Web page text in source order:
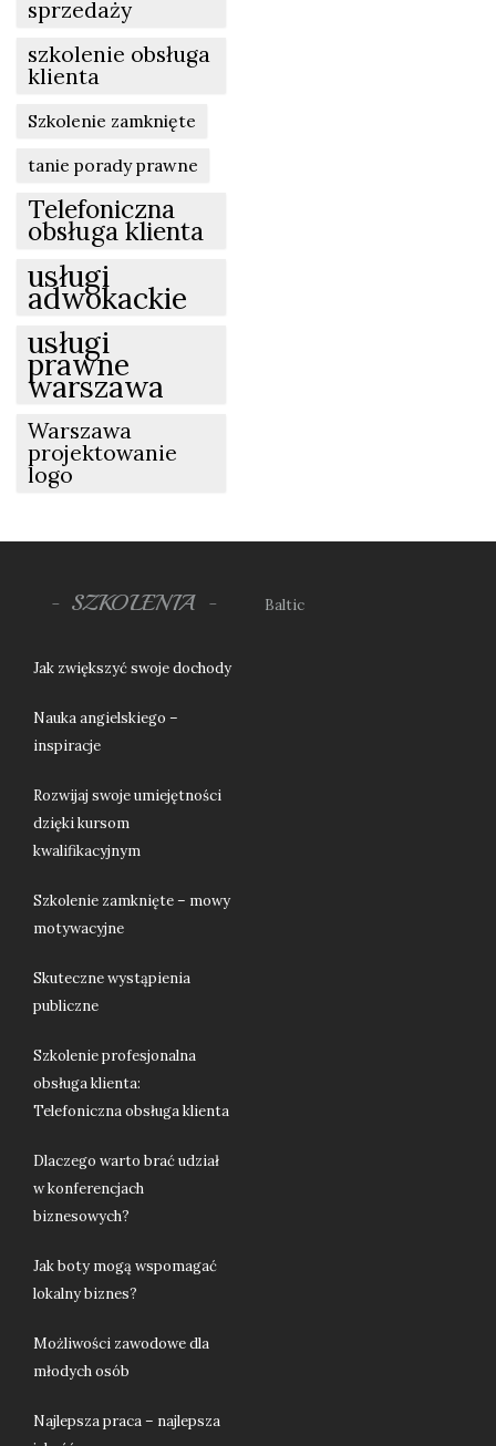
sprzedaży
szkolenie obsługa
klienta
Szkolenie zamknięte
tanie porady prawne
Telefoniczna
obsługa klienta
usługi
adwokackie
usługi
prawne
warszawa
Warszawa
projektowanie
logo
SZKOLENIA
Jak zwiększyć swoje dochody
Nauka angielskiego –
inspiracje
Rozwijaj swoje umiejętności
dzięki kursom
kwalifikacyjnym
Szkolenie zamknięte – mowy
motywacyjne
Skuteczne wystąpienia
publiczne
Szkolenie profesjonalna
obsługa klienta:
Telefoniczna obsługa klienta
Dlaczego warto brać udział
w konferencjach
biznesowych?
Jak boty mogą wspomagać
lokalny biznes?
Możliwości zawodowe dla
młodych osób
Najlepsza praca – najlepsza
Baltic